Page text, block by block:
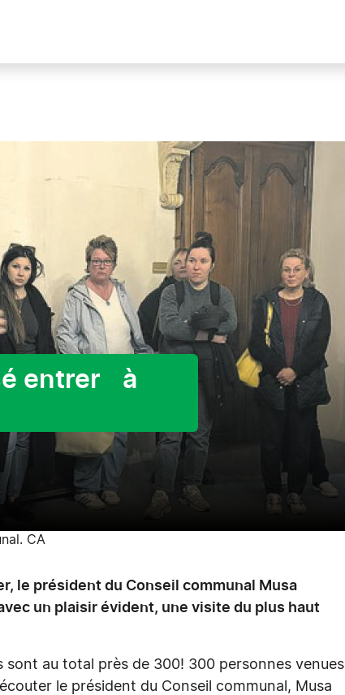
entrer à
CA
le président du Conseil communal Musa
un plaisir évident, une visite du plus haut
sont au total près de 300! 300 personnes venues
le président du Conseil communal, Musa